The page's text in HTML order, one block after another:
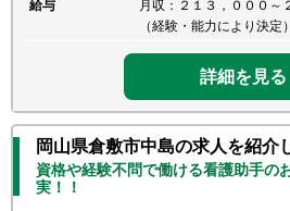
給与
月収：２１３，０００～
（経験・能力により決定）
詳細を見る
岡山県倉敷市中島の求人を紹介
資格や経験不問で働ける看護助手の
実！！